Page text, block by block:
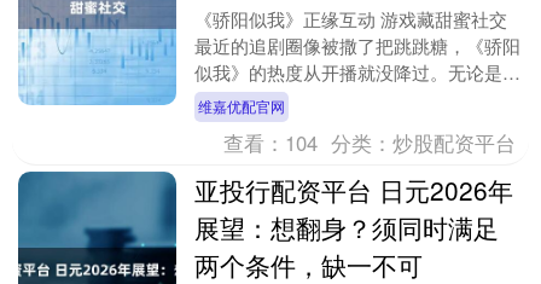
《骄阳似我》正缘互动 游戏藏甜蜜社交
最近的追剧圈像被撒了把跳跳糖，《骄阳
似我》的热度从开播就没降过。无论是林
芷和盛阳在咖啡店里的初遇，还是暴雨中
那把共享的伞，....
维嘉优配官网
查看： 104 分类：炒股配资平台
亚投行配资平台 日元2026年
展望：想翻身？须同时满足
两个条件，缺一不可